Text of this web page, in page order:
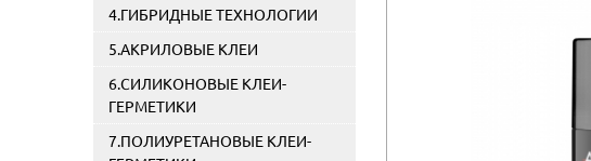
4.ГИБРИДНЫЕ ТЕХНОЛОГИИ
5.АКРИЛОВЫЕ КЛЕИ
6.СИЛИКОНОВЫЕ КЛЕИ-
ГЕРМЕТИКИ
7.ПОЛИУРЕТАНОВЫЕ КЛЕИ-